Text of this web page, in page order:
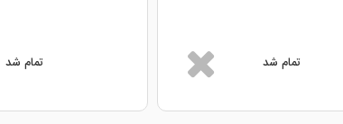
تمام شد تمام شد